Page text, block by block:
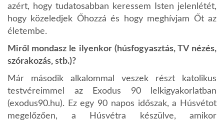
azért, hogy tudatosabban keressem Isten jelenlétét,
hogy közeledjek Őhozzá és hogy meghívjam Őt az
életembe.
Miről mondasz le ilyenkor (húsfogyasztás, TV nézés,
szórakozás, stb.)?
Már második alkalommal veszek részt katolikus
testvéreimmel az Exodus 90 lelkigyakorlatban
(exodus90.hu). Ez egy 90 napos időszak, a Húsvétot
megelőzően, a Húsvétra készülve, amikor